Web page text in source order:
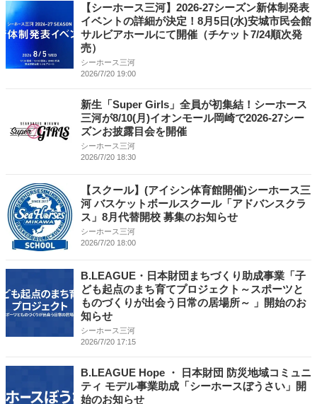
【シーホース三河】2026-27シーズン新体制発表
イベントの詳細が決定！8月5日(水)安城市民会館
サルビアホールにて開催（チケット7/24順次発
売）
シーホース三河
2026/7/20 19:00
新生「Super Girls」全員が初集結！シーホース
三河が8/10(月)イオンモール岡崎で2026-27シー
ズンお披露目会を開催
シーホース三河
2026/7/20 18:30
【スクール】(アイシン体育館開催)シーホース三
河 バスケットボールスクール「アドバンスクラ
ス」8月代替開校 募集のお知らせ
シーホース三河
2026/7/20 18:00
B.LEAGUE・日本財団まちづくり助成事業「子
ども起点のまち育てプロジェクト～スポーツと
ものづくりが出会う日常の居場所～ 」開始のお
知らせ
シーホース三河
2026/7/20 17:15
B.LEAGUE Hope ・ 日本財団 防災地域コミュニ
ティ モデル事業助成「シーホースぼうさい」開
始のお知らせ